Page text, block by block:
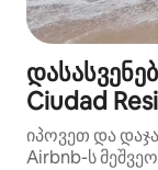
Ciudad
იპოვეთ და
Airbnb-ს